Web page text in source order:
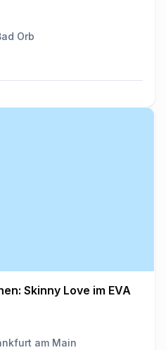
Orb
Skinny Love im EVA
am Main